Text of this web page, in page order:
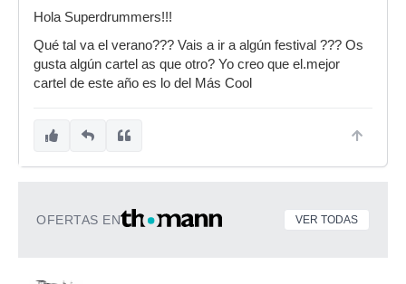
Hola Superdrummers!!!
Qué tal va el verano??? Vais a ir a algún festival ??? Os
gusta algún cartel as que otro? Yo creo que el.mejor
cartel de este año es lo del Más Cool
OFERTAS EN VER TODAS